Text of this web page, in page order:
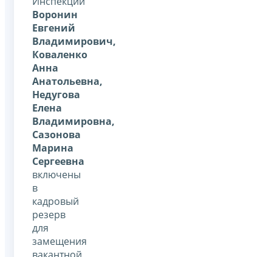
Воронин
Евгений
Владимирович,
Коваленко
Анна
Анатольевна,
Недугова
Елена
Владимировна,
Сазонова
Марина
Сергеевна
включены
в
кадровый
резерв
для
замещения